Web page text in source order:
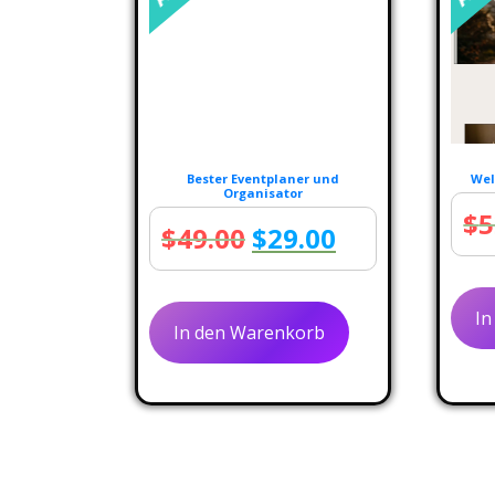
Bester Eventplaner und
Organisator
$49.00 Ursprünglicher
Preis
war:
$49.00
$29.00
Preis
ist:
$29.00.
In den Warenkorb
$